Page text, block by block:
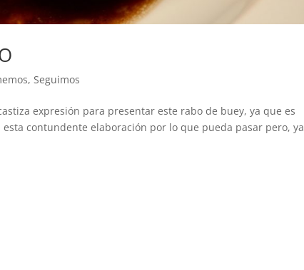
, Seguimos
castiza expresión para presentar este rabo de buey, ya que es
contundente elaboración por lo que pueda pasar pero, ya